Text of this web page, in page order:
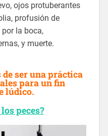
ojos protuberantes
profusión de
la boca,
y muerte.
ser unapráctica
para un fin
lúdico.
peces?